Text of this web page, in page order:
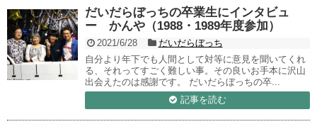
だいだらぼっちの卒業生にインタビュ
ー かんや（1988・1989年度参加）
2021/6/28
だいだらぼっち
自分より年下でも人間として対等に意見を聞いてくれ
る、それってすごく難しい事。その良いお手本に沢山
出会えたのは感謝です。 だいだらぼっちの卒...
記事を読む